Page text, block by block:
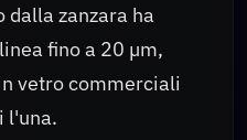
zanzara ha
fino a 20 µm,
vetro commerciali
l'una.